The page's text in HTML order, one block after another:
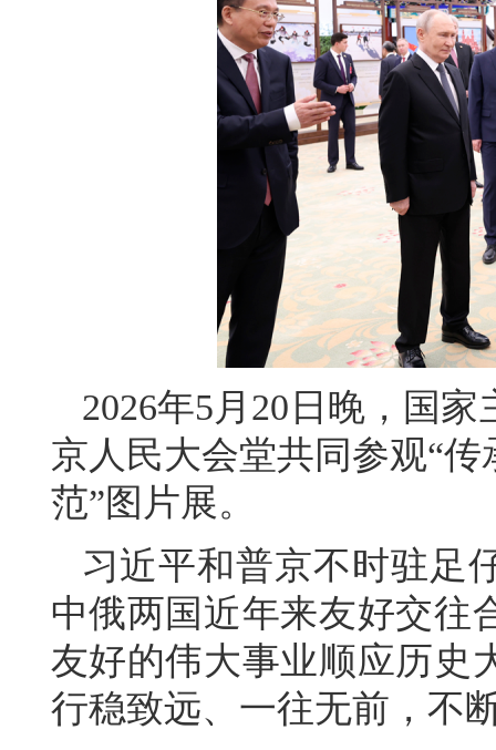
2026年5月20日晚，国
京人民大会堂共同参观“
范”图片展。
习近平和普京不时驻足
中俄两国近年来友好交往
友好的伟大事业顺应历史
行稳致远、一往无前，不